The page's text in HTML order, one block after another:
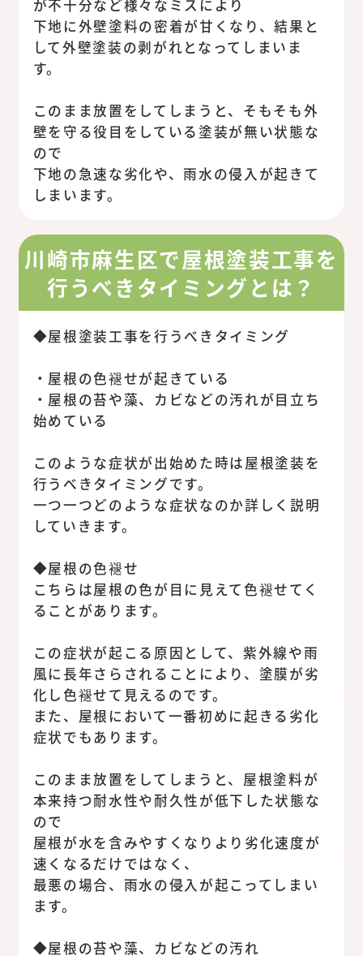
が不十分など様々なミスにより
下地に外壁塗料の密着が甘くなり、結果と
して外壁塗装の剥がれとなってしまいま
す。
このまま放置をしてしまうと、そもそも外
壁を守る役目をしている塗装が無い状態な
ので
下地の急速な劣化や、雨水の侵入が起きて
しまいます。
川崎市麻生区で屋根塗装工事を
行うべきタイミングとは？
◆屋根塗装工事を行うべきタイミング
・屋根の色褪せが起きている
・屋根の苔や藻、カビなどの汚れが目立ち
始めている
このような症状が出始めた時は屋根塗装を
行うべきタイミングです。
一つ一つどのような症状なのか詳しく説明
していきます。
◆屋根の色褪せ
こちらは屋根の色が目に見えて色褪せてく
ることがあります。
この症状が起こる原因として、紫外線や雨
風に長年さらされることにより、塗膜が劣
化し色褪せて見えるのです。
また、屋根において一番初めに起きる劣化
症状でもあります。
このまま放置をしてしまうと、屋根塗料が
本来持つ耐水性や耐久性が低下した状態な
ので
屋根が水を含みやすくなりより劣化速度が
速くなるだけではなく、
最悪の場合、雨水の侵入が起こってしまい
ます。
◆屋根の苔や藻、カビなどの汚れ